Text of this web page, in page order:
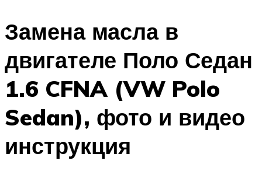
Замена масла в
двигателе Поло Седан
1.6 CFNA (VW Polo
Sedan), фото и видео
инструкция